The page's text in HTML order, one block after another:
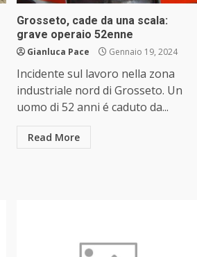
Grosseto, cade da una scala:
grave operaio 52enne
Gianluca Pace Gennaio 19, 2024
Incidente sul lavoro nella zona
industriale nord di Grosseto. Un
uomo di 52 anni é caduto da...
Read More